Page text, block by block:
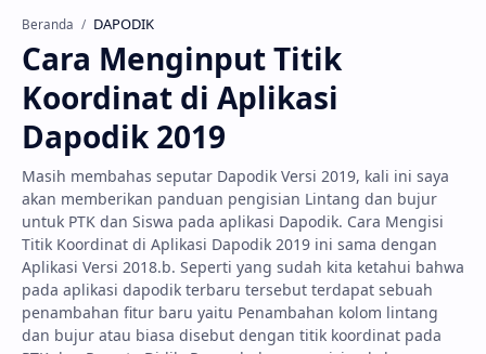
Kartu NRG
Kartu NISN
Kartu NISN Foto
Kartu NISN Massal
Beranda DAPODIK
Cara Menginput Titik
Koordinat di Aplikasi
Dapodik 2019
Masih membahas seputar Dapodik Versi 2019, kali ini saya
akan memberikan panduan pengisian Lintang dan bujur
untuk PTK dan Siswa pada aplikasi Dapodik. Cara Mengisi
Titik Koordinat di Aplikasi Dapodik 2019 ini sama dengan
Aplikasi Versi 2018.b. Seperti yang sudah kita ketahui bahwa
pada aplikasi dapodik terbaru tersebut terdapat sebuah
penambahan fitur baru yaitu Penambahan kolom lintang
dan bujur atau biasa disebut dengan titik koordinat pada